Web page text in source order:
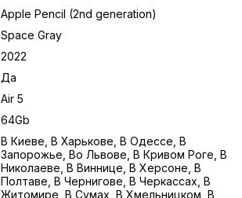
Apple Pencil (2nd generation)
Space Gray
2022
Да
Air 5
64Gb
В Киеве, В Харькове, В Одессе, В
Запорожье, Во Львове, В Кривом Роге, В
Николаеве, В Виннице, В Херсоне, В
Полтаве, В Чернигове, В Черкассах, В
Житомире, В Сумах, В Хмельницком, В